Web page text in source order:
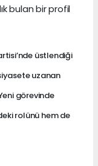
bulan bir profil
üstlendiği
uzanan
görevinde
rolünü hem de